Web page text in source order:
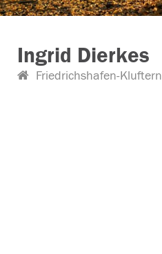
Ingrid Dierkes
Friedrichshafen-Kluftern